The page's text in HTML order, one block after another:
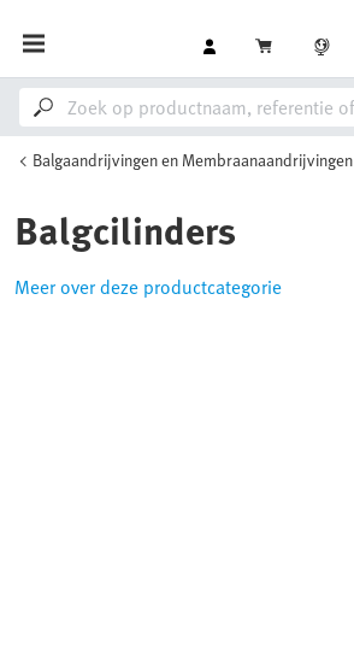
Balgaandrijvingen en Membraanaandrijvingen
Balgcilinders
Meer over deze productcategorie